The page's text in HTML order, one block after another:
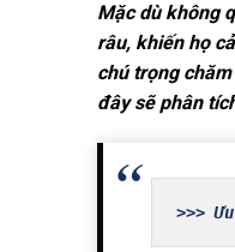
Mặc dù không
râu, khiến họ
chú trọng
đây sẽ phân
>>>